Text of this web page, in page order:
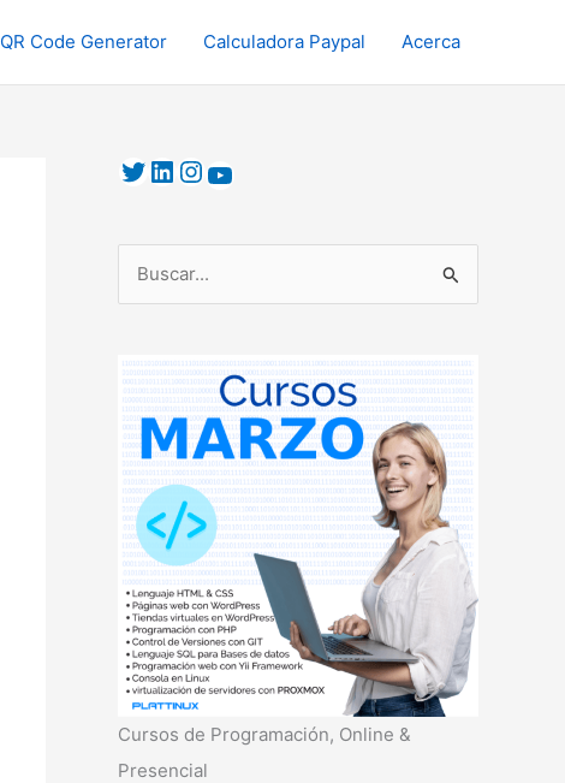
QR Code Generator Calculadora Paypal Acerca
c
a
r
p
o
r
Cursos de Programación, Online &
Presencial